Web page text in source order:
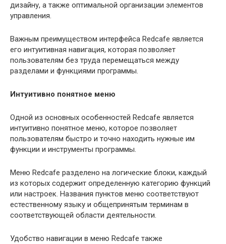
дизайну, а также оптимальной организации элементов
управления.
Важным преимуществом интерфейса Redcafe является
его интуитивная навигация, которая позволяет
пользователям без труда перемещаться между
разделами и функциями программы.
Интуитивно понятное меню
Одной из основных особенностей Redcafe является
интуитивно понятное меню, которое позволяет
пользователям быстро и точно находить нужные им
функции и инструменты программы.
Меню Redcafe разделено на логические блоки, каждый
из которых содержит определенную категорию функций
или настроек. Названия пунктов меню соответствуют
естественному языку и общепринятым терминам в
соответствующей области деятельности.
Удобство навигации в меню Redcafe также